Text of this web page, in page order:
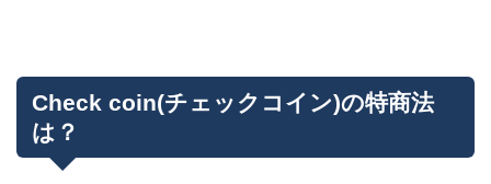
Check coin(チェックコイン)の特商法
は？